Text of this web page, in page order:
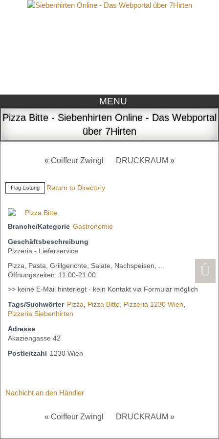
MENU
Pizza Bitte - Siebenhirten Online - Das Webportal
über 7Hirten
« Coiffeur Zwingl DRUCKRAUM »
Flag Listung Return to Directory
Branche/Kategorie Gastronomie
Geschäftsbeschreibung
Pizzeria - Lieferservice
Pizza, Pasta, Grillgerichte, Salate, Nachspeisen, ...
Öffnungszeiten: 11:00-21:00
>> keine E-Mail hinterlegt - kein Kontakt via Formular möglich
Tags/Suchwörter Pizza, Pizza Bitte, Pizzeria 1230 Wien,
Pizzeria Siebenhirten
Adresse
Akaziengasse 42
Postleitzahl 1230 Wien
Nachicht an den Händler
« Coiffeur Zwingl DRUCKRAUM »